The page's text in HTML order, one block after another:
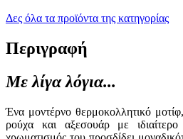
Δες όλα τα προϊόντα της κατηγορίας
Περιγραφή
Με λίγα λόγια...
Ένα μοντέρνο θερμοκολλητικό
ρούχα και αξεσουάρ με